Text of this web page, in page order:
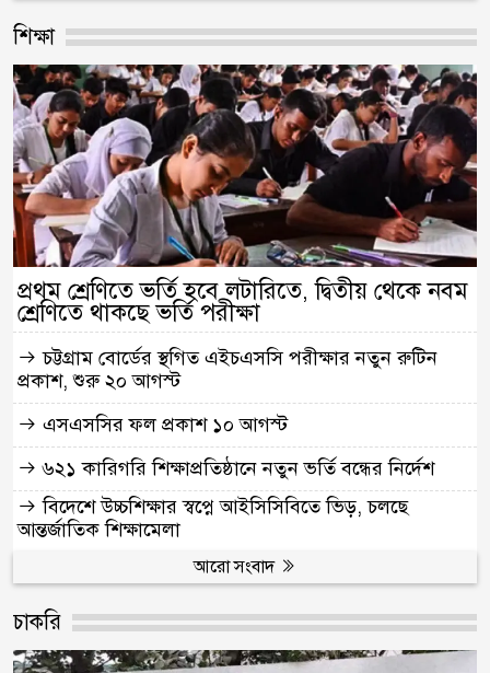
শিক্ষা
প্রথম শ্রেণিতে ভর্তি হবে লটারিতে, দ্বিতীয় থেকে নবম
শ্রেণিতে থাকছে ভর্তি পরীক্ষা
চট্টগ্রাম বোর্ডের স্থগিত এইচএসসি পরীক্ষার নতুন রুটিন
প্রকাশ, শুরু ২০ আগস্ট
এসএসসির ফল প্রকাশ ১০ আগস্ট
৬২১ কারিগরি শিক্ষাপ্রতিষ্ঠানে নতুন ভর্তি বন্ধের নির্দেশ
বিদেশে উচ্চশিক্ষার স্বপ্নে আইসিসিবিতে ভিড়, চলছে
আন্তর্জাতিক শিক্ষামেলা
আরো সংবাদ
চাকরি